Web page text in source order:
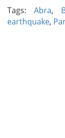
Tags: Abra,
earthquake,